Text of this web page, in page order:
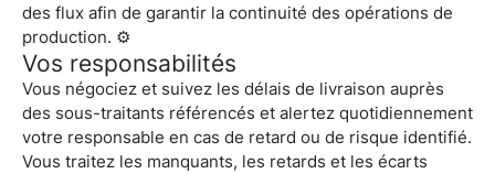
des flux afin de garantir la continuité des opérations de
production. ⚙️
Vos responsabilités
Vous négociez et suivez les délais de livraison auprès
des sous-traitants référencés et alertez quotidiennement
votre responsable en cas de retard ou de risque identifié.
Vous traitez les manquants, les retards et les écarts